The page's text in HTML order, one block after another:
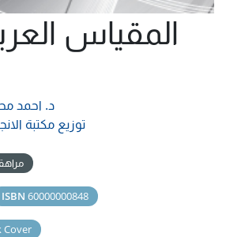
المقياس
د. احمد
توزيع مكتبة
ISBN 60000000848
Cover